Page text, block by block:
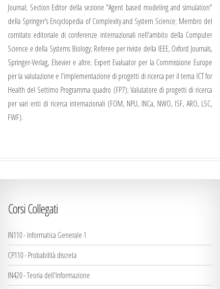
Journal; Section Editor della sezione "Agent based modeling and simulation"
della Springer's Encyclopedia of Complexity and System Science; Membro del
comitato editoriale di conferenze internazionali nell'ambito della Computer
Science e della Systems Biology; Referee per riviste della IEEE, Oxford Journals,
Springer-Verlag, Elsevier e altre; Expert Evaluator per la Commissione Europe
per la valutazione e l'implementazione di progetti di ricerca per il tema ICT for
Health del Settimo Programma quadro (FP7); Valutatore di progetti di ricerca
per vari enti di ricerca internazionali (FOM, NPU, INCa, NWO, ISF, ARO, LSC,
FWF).
Corsi Collegati
IN110 - Informatica Generale 1
CP110 - Probabilità discreta
IN420 - Teoria dell'Informazione